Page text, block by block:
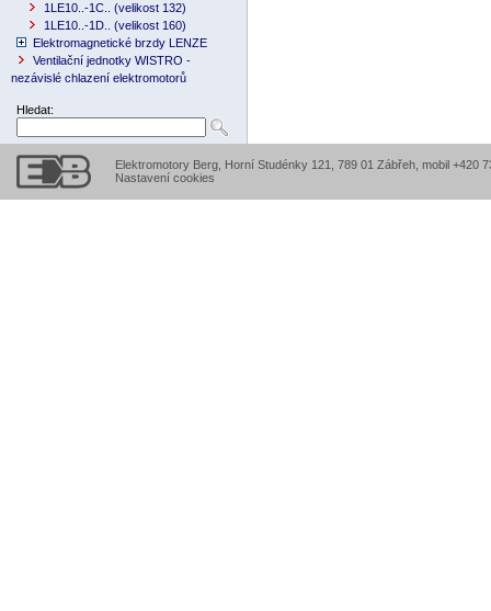
1LE10..-1C.. (velikost 132)
1LE10..-1D.. (velikost 160)
Elektromagnetické brzdy LENZE
Ventilační jednotky WISTRO -
nezávislé chlazení elektromotorů
Hledat:
Elektromotory Berg, Horní Studénky 121, 789 01 Zábřeh, mobil +420
Nastavení cookies